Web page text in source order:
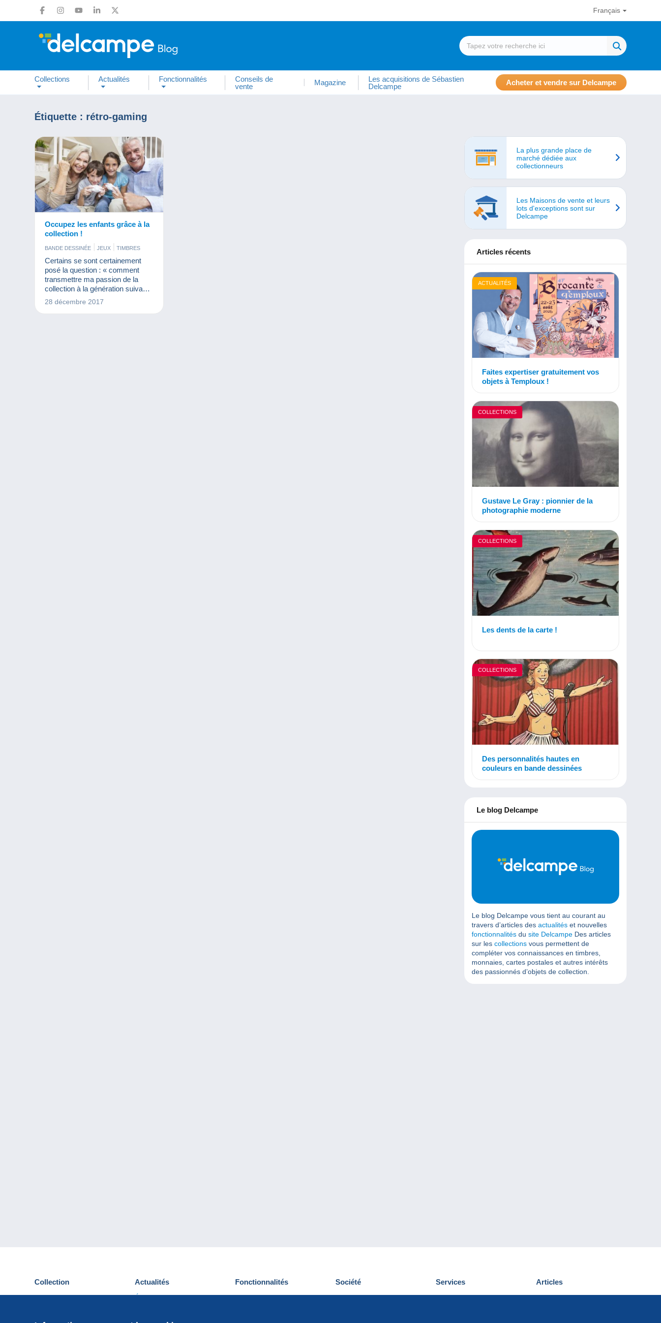
Français
Collections Actualités Fonctionnalités
Conseils de
vente
Magazine
Les acquisitions de Sébastien
Delcampe
Acheter et vendre sur Delcampe
Étiquette : rétro-gaming
Occupez les enfants grâce à la
collection !
BANDE DESSINÉE JEUX TIMBRES
Certains se sont certainement
posé la question : « comment
transmettre ma passion de la
collection à la génération suivante
ou à celle d’encore après ? »
28 décembre 2017
La plus grande place de
marché dédiée aux
collectionneurs
Les Maisons de vente et leurs
lots d'exceptions sont sur
Delcampe
Articles récents
ACTUALITÉS
Faites expertiser gratuitement vos
objets à Temploux !
COLLECTIONS
Gustave Le Gray : pionnier de la
photographie moderne
COLLECTIONS
Les dents de la carte !
COLLECTIONS
Des personnalités hautes en
couleurs en bande dessinées
Le blog Delcampe
Le blog Delcampe vous tient au courant au
travers d’articles des actualités et nouvelles
fonctionnalités du site Delcampe Des articles
sur les collections vous permettent de
compléter vos connaissances en timbres,
monnaies, cartes postales et autres intérêts
des passionnés d’objets de collection.
Collection
Cartes postales
Actualités
Événements Delcampe
Fonctionnalités
Nouveautés
Société
Qui sommes-nous
Services
Découvrir Delcampe
Articles